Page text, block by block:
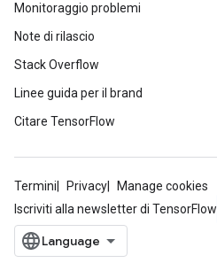
Monitoraggio problemi
Note di rilascio
Stack Overflow
Linee guida per il brand
Citare TensorFlow
Termini Privacy
Manage cookies
Iscriviti alla newsletter di TensorFlow